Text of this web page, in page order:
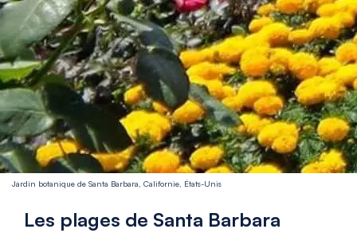
Jardin botanique de Santa Barbara, Californie, États-Unis
Les plages de Santa Barbara